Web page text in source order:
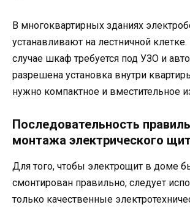
В многоквартирных зданиях
устанавливают на лестничной
случае шкаф требуется под УЗО и
разрешена установка внутри
нужно компактное и вместительное
Последовательность
монтажа электрического
Для того, чтобы электрощит в доме
смонтирован правильно, следует
только качественные